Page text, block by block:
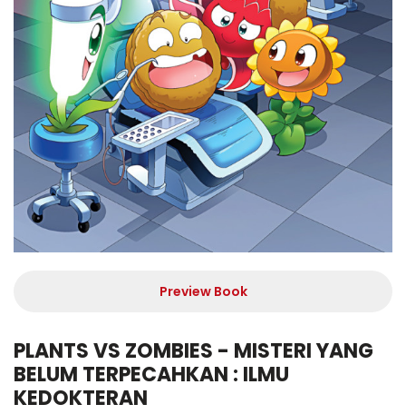
Preview Book
PLANTS VS ZOMBIES - MISTERI YANG
BELUM TERPECAHKAN : ILMU
KEDOKTERAN